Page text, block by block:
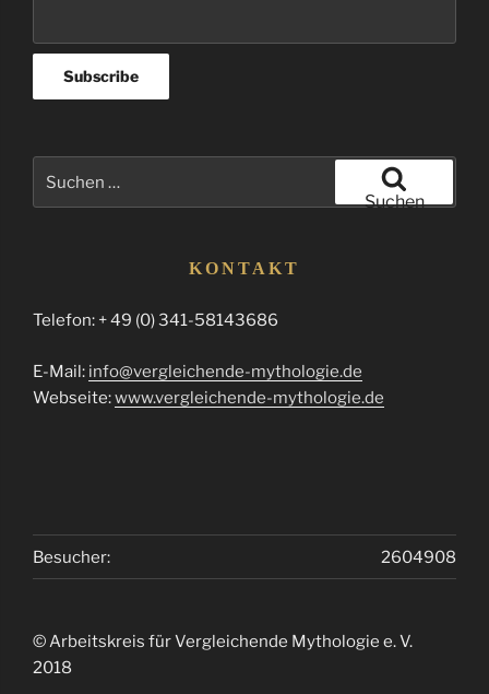
Suchen
KONTAKT
Telefon: + 49 (0) 341-58143686
E-Mail: info@vergleichende-mythologie.de
Webseite:www.vergleichende-mythologie.de
2604908
Besucher:
© Arbeitskreis für Vergleichende Mythologie e. V.
2018